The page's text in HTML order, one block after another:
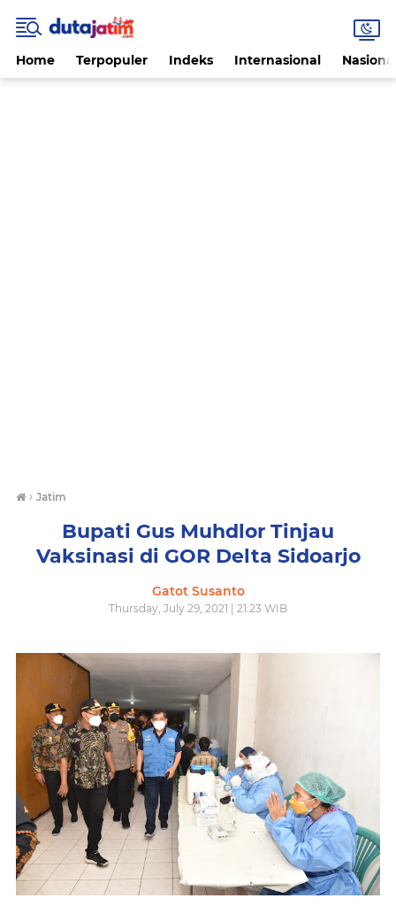
Home Terpopuler Indeks Internasional
› Jatim
Bupati Gus Muhdlor Tinjau
Vaksinasi di GOR Delta Sidoarjo
Gatot Susanto
Thursday, July 29, 2021 | 21:23 WIB